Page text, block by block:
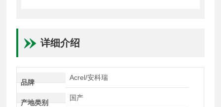
详细介绍
品牌
Acrel/安科瑞
产地类别
国产